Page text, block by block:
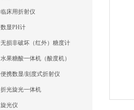
临床用折射仪
数显PH计
无损非破坏（红外）糖度计
水果糖酸一体机（酸度机）
便携数显/刻度式折射仪
折光旋光一体机
旋光仪